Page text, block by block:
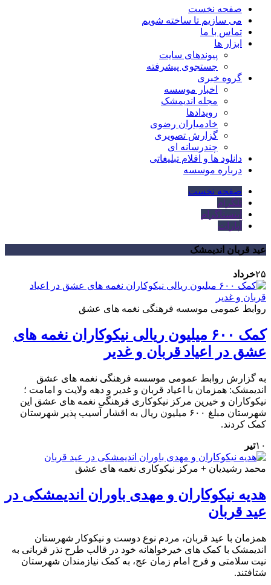
صفحه نخست
می سازیم تا ساخته شویم
تماس با ما
ابزار ها
پیوندهای سایت
جستجوی پیشرفته
گروه خبری
اخبار موسسه
مجله اندیمشک
رویدادها
خادمیاران رضوی
گزارش تصویری
چندرسانه ای
دانلود ها و اقلام تبلیغاتی
درباره موسسه
صفحه نخست
تلگرام
اینستاگرام
آپارات
عید قربان اندیمشک
۲۵خرداد
روابط عمومی موسسه فرهنگی نغمه های عشق
کمک ۶۰۰ میلیون ریالی نیکوکاران نغمه های
عشق در اعیاد قربان و غدیر
به گزارش روابط عمومی موسسه فرهنگی نغمه های عشق
اندیمشک: همزمان با اعیاد قربان و غدیر و دهه ولایت و امامت ؛
نیکوکاران و خیرین مرکز نیکوکاری فرهنگی نغمه های عشق این
شهرستان مبلغ ۶۰۰ میلیون ریال به اقشار آسیب پذیر شهرستان
کمک کردند.
۱۰تیر
محمد رشیدیان + مرکز نیکوکاری نغمه های عشق
هدیه نیکوکاران و مهدی باوران اندیمشکی در
عید قربان
همزمان با عید قربان، مردم نوع دوست و نیکوکار شهرستان
اندیمشک با کمک های خیرخواهانه خود در قالب طرح نذر قربانی به
نیت سلامتی و فرج امام زمان عج، به کمک نیازمندان شهرستان
شتافتند.